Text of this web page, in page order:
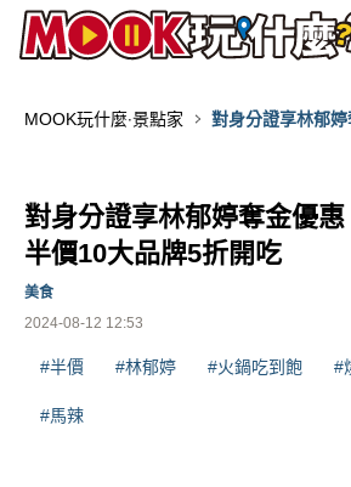
MOOK玩什麼‧景點家
對身分證享林郁
對身分證享林郁婷奪金優
半價10大品牌5折開吃
2024-08-12 12:53
美食
#半價 #林郁婷 #火鍋吃到飽 #
#馬辣